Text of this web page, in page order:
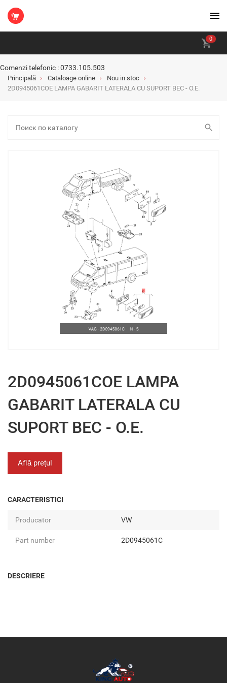
0
Comenzi telefonic : 0733.105.503
Principală Cataloage online
Nou in stoc
2D0945061COE LAMPA GABARIT LATERALA CU SUPORT BEC - O.E.
2D0945061COE LAMPA
GABARIT LATERALA CU
SUPORT BEC - O.E.
Află prețul
CARACTERISTICI
Producator VW
Part number 2D0945061C
DESCRIERE